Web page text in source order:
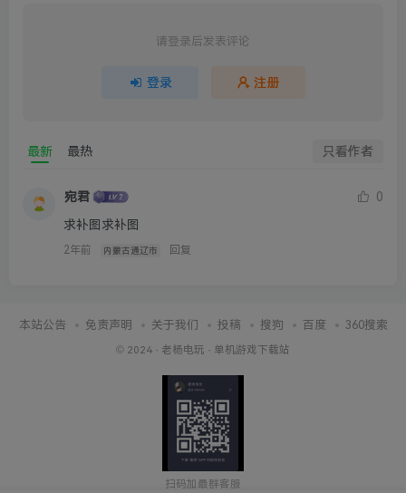
请登录后发表评论
登录 注册
最新 最热 只看作者
宛君
0
求补图求补图
2年前 内蒙古通辽市 回复
本站公告 免责声明 关于我们 投稿 搜狗 百度 360搜索
© 2024 · 老杨电玩 · 单机游戏下载站
扫码加最群客服